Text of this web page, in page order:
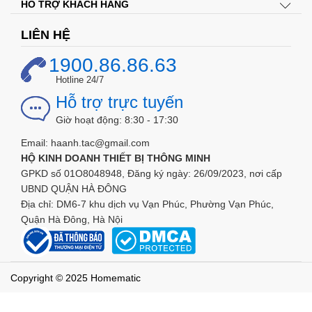
Công tắc cảm ứng thông
minh Broadlink TC2 tăng trải
nghiệm người dùng thông
qua ngữ cảnh
Hãy tưởng tượng bạn có thể làm được thế này với công tắc
thông minhBroadlink TC2
được:
– Tự động tắt hết đèn khi bạn ra khỏi nhà (dựa vào GPS của
– Tự động đánh thức bạn vào sáng sớm hay tự động tắt đèn
HỖ TRỢ KHÁCH HÀNG
LIÊN HỆ
1900.86.86.63
Hotline 24/7
Hỗ trợ trực tuyến
Giờ hoạt động: 8:30 - 17:30
Email: haanh.tac@gmail.com
HỘ KINH DOANH THIẾT BỊ THÔNG MINH
GPKD số 01O8048948, Đăng ký ngày: 26/09/2023, nơi cấp
UBND QUẬN HÀ ĐÔNG
Địa chỉ: DM6-7 khu dịch vụ Vạn Phúc, Phường Vạn Phúc,
Quận Hà Đông, Hà Nội
Copyright © 2025 Homematic